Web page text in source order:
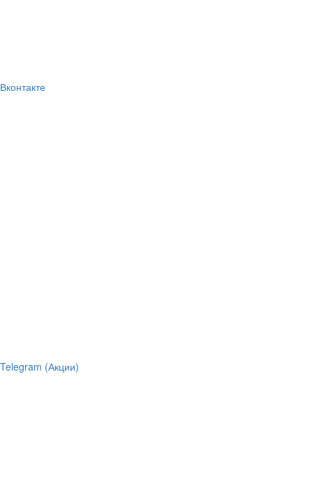
Вконтакте
Telegram (Акции)